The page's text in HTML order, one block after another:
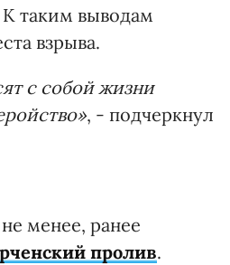
К таким выводам
взрыва.
с собой жизни
, - подчеркнул
менее, ранее
пролив.